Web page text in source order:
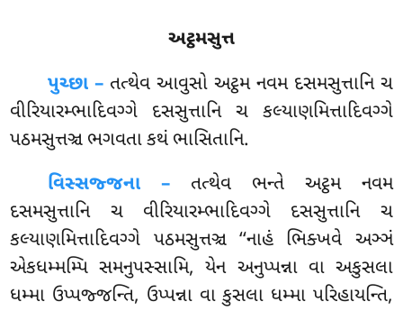
અટ્ઠમસુત્ત
પુચ્છા – તત્થેવ આવુસો અટ્ઠમ નવમ દસમસુત્તાનિ ચ
વીરિયારમ્ભાદિવગ્ગે દસસુત્તાનિ ચ કલ્યાણમિત્તાદિવગ્ગે
પઠમસુત્તઞ્ચ ભગવતા કથં ભાસિતાનિ.
વિસ્સજ્જના –તત્થેવ ભન્તે અટ્ઠમ નવમ
દસમસુત્તાનિ ચ વીરિયારમ્ભાદિવગ્ગે દસસુત્તાનિ ચ
કલ્યાણમિત્તાદિવગ્ગે પઠમસુત્તઞ્ચ ‘‘નાહં ભિક્ખવે અઞ્ઞં
એકધમ્મમ્પિ સમનુપસ્સામિ, યેન અનુપ્પન્ના વા અકુસલા
ધમ્મા ઉપ્પજ્જન્તિ, ઉપ્પન્ના વા કુસલા ધમ્મા પરિહાયન્તિ,